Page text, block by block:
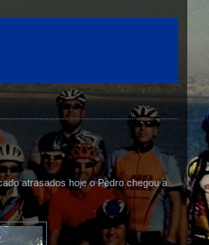
atrasados hoje o Pedro chegou a